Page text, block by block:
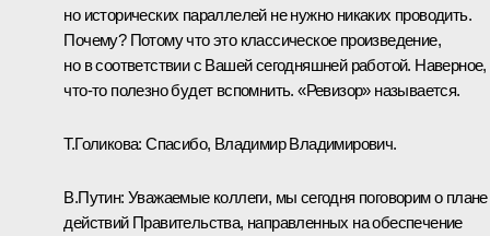
но исторических параллелей не нужно никаких проводить.
Почему? Потому что это классическое произведение,
но в соответствии с Вашей сегодняшней работой. Наверное,
что‑то полезно будет вспомнить. «Ревизор» называется.
Т.Голикова: Спасибо, Владимир Владимирович.
В.Путин: Уважаемые коллеги, мы сегодня поговорим о плане
действий Правительства, направленных на обеспечение